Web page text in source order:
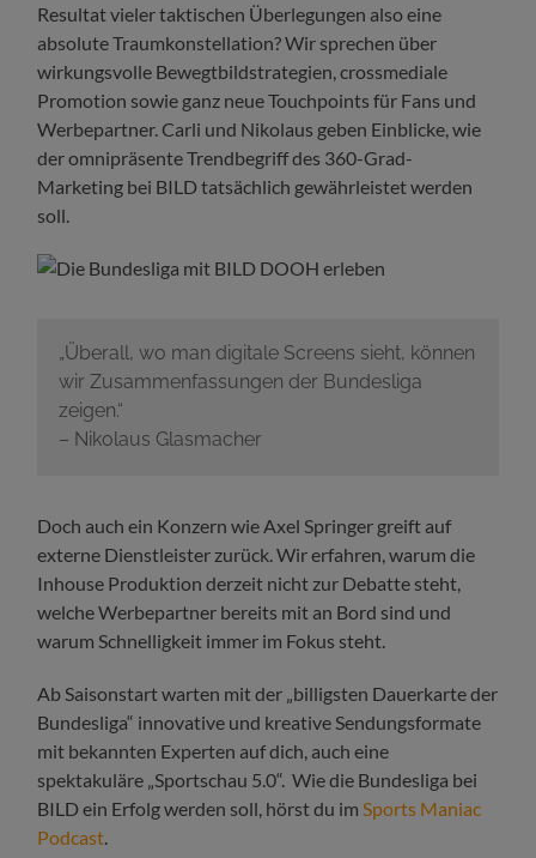
Resultat vieler taktischen Überlegungen also eine
absolute Traumkonstellation? Wir sprechen über
wirkungsvolle Bewegtbildstrategien, crossmediale
Promotion sowie ganz neue Touchpoints für Fans und
Werbepartner. Carli und Nikolaus geben Einblicke, wie
der omnipräsente Trendbegriff des 360-Grad-
Marketing bei BILD tatsächlich gewährleistet werden
soll.
„Überall, wo man digitale Screens sieht, können
wir Zusammenfassungen der Bundesliga
zeigen.“
– Nikolaus Glasmacher
Doch auch ein Konzern wie Axel Springer greift auf
externe Dienstleister zurück. Wir erfahren, warum die
Inhouse Produktion derzeit nicht zur Debatte steht,
welche Werbepartner bereits mit an Bord sind und
warum Schnelligkeit immer im Fokus steht.
Ab Saisonstart warten mit der „billigsten Dauerkarte der
Bundesliga“ innovative und kreative Sendungsformate
mit bekannten Experten auf dich, auch eine
spektakuläre „Sportschau 5.0“. Wie die Bundesliga bei
BILD ein Erfolg werden soll, hörst du imSports Maniac
Podcast.